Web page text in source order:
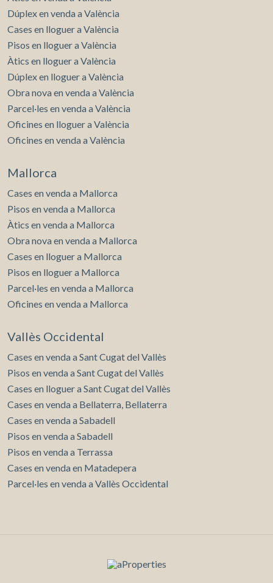
Dúplex en venda a València
Cases en lloguer a València
Pisos en lloguer a València
Àtics en lloguer a València
Dúplex en lloguer a València
Obra nova en venda a València
Parcel·les en venda a València
Oficines en lloguer a València
Oficines en venda a València
Mallorca
Cases en venda a Mallorca
Pisos en venda a Mallorca
Àtics en venda a Mallorca
Obra nova en venda a Mallorca
Cases en lloguer a Mallorca
Pisos en lloguer a Mallorca
Parcel·les en venda a Mallorca
Oficines en venda a Mallorca
Vallès Occidental
Cases en venda a Sant Cugat del Vallès
Pisos en venda a Sant Cugat del Vallès
Cases en lloguer a Sant Cugat del Vallès
Cases en venda a Bellaterra, Bellaterra
Cases en venda a Sabadell
Pisos en venda a Sabadell
Pisos en venda a Terrassa
Cases en venda en Matadepera
Parcel·les en venda a Vallès Occidental